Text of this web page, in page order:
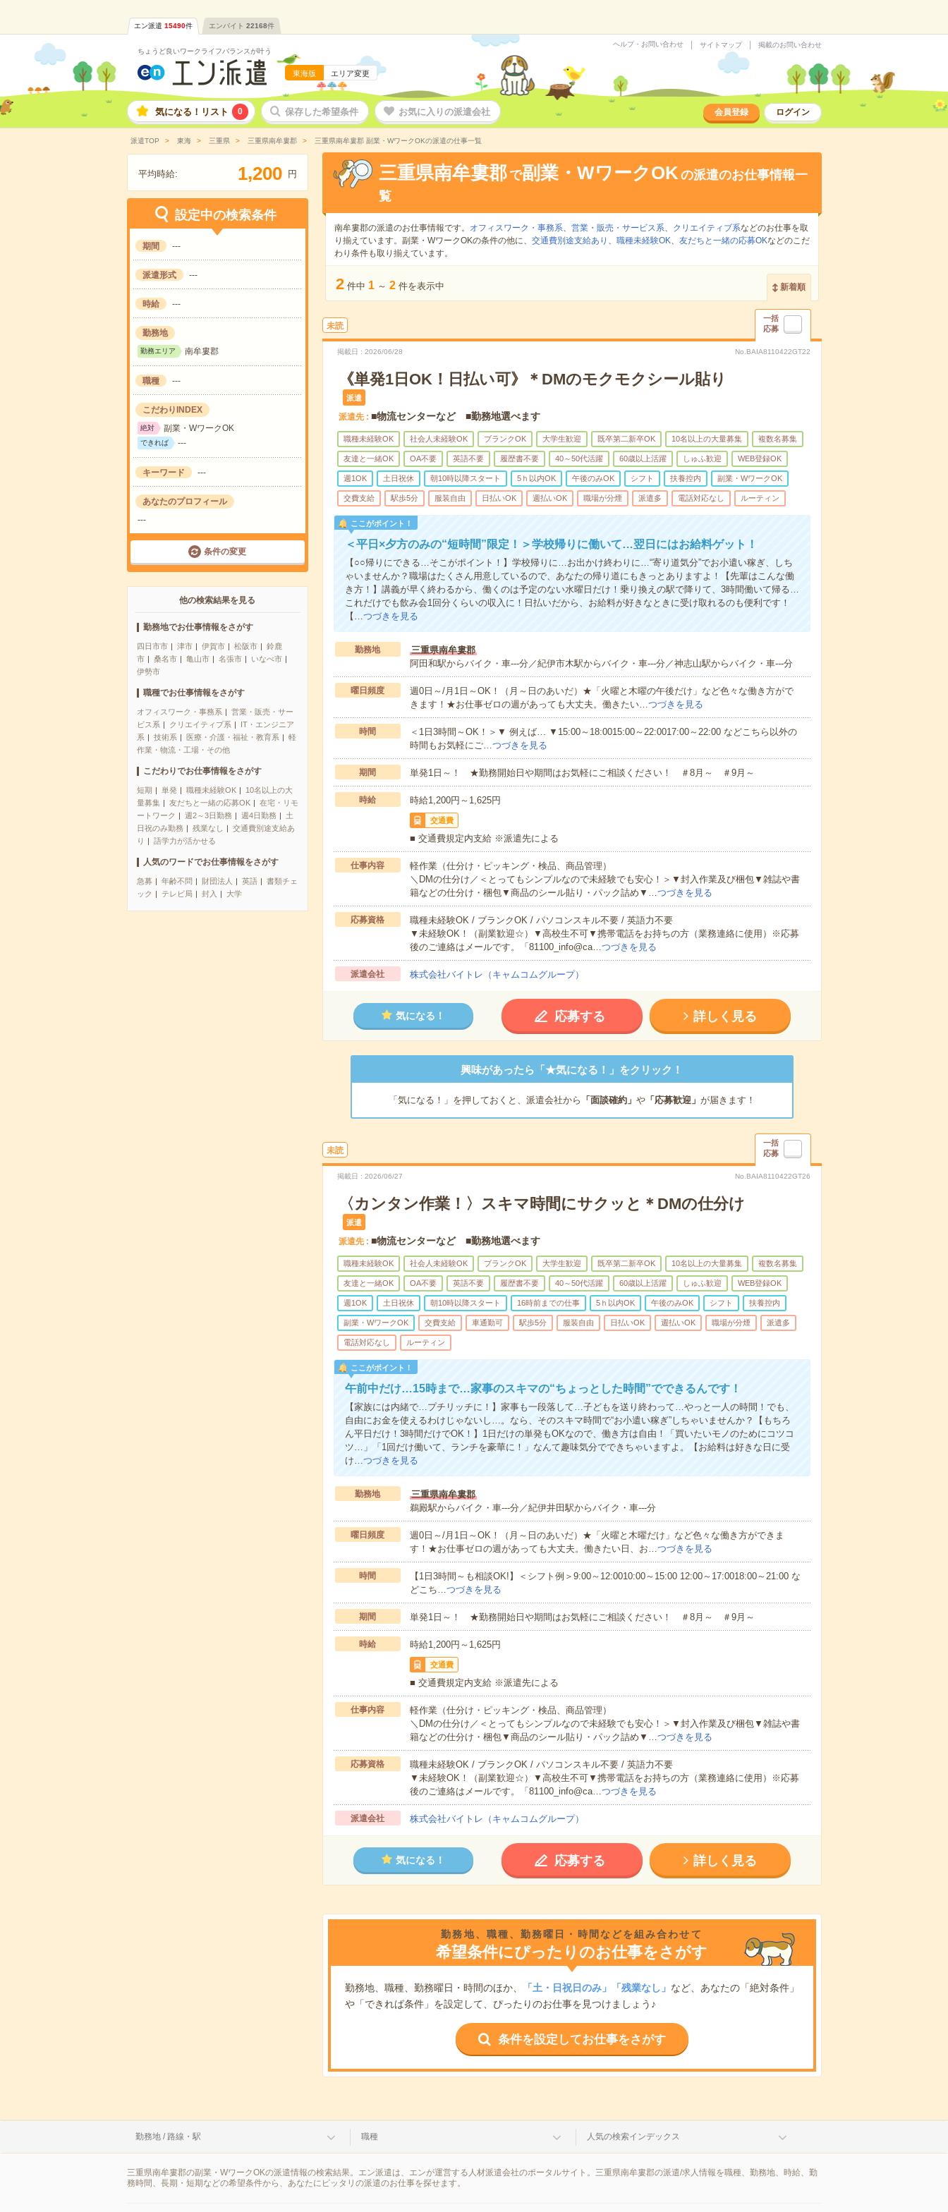
エン派遣 15490件 エンバイト 22168件
ちょうど良いワークライフバランスが叶う
東海版 エリア変更
ヘルプ・お問い合わせ サイトマップ 掲載のお問い合わせ
気になる！リスト 0 保存した希望条件 お気に入りの派遣会社 会員登録 ログイン
派遣TOP 東海 三重県 三重県南牟婁郡 三重県南牟婁郡 副業・WワークOKの派遣の仕事一覧
平均時給: 1,200 円
設定中の検索条件
期間 ---
派遣形式 ---
時給 ---
勤務地
勤務エリア 南牟婁郡
職種 ---
こだわりINDEX
絶対 副業・WワークOK
できれば ---
キーワード ---
あなたのプロフィール
---
条件の変更
他の検索結果を見る
勤務地でお仕事情報をさがす
四日市市 津市 伊賀市 松阪市
鈴鹿
市
桑名市 亀山市 名張市
いなべ市
伊勢市
職種でお仕事情報をさがす
オフィスワーク・事務系
営業・販売・サー
ビス系
クリエイティブ系
IT・エンジニア
系
技術系 医療・介護・福祉・教育系
軽
作業・物流・工場・その他
こだわりでお仕事情報をさがす
短期 単発 職種未経験OK
10名以上の大
量募集
友だちと一緒の応募OK
在宅・リモ
ートワーク
週2～3日勤務 週4日勤務
土
日祝のみ勤務
残業なし
交通費別途支給あ
り
語学力が活かせる
人気のワードでお仕事情報をさがす
急募 年齢不問 財団法人 英語
書類チェ
ック
テレビ局 封入 大学
三重県南牟婁郡 で副業・WワークOKの派遣のお仕事情報一
覧
南牟婁郡の派遣のお仕事情報です。 オフィスワーク・事務系、 営業・販売・サービス系、 クリエイティブ系などのお仕事を取
り揃えています。副業・WワークOKの条件の他に、 交通費別途支給あり 、 職種未経験OK、 友だちと一緒の応募OKなどのこだ
わり条件も取り揃えています。
2 件中 1 ～ 2 件を表示中 新着順
未読
一括
応募
掲載日 2026/06/28 No.BAIA8110422GT22
《単発1日OK！日払い可》＊DMのモクモクシール貼り
派遣
派遣先 ■物流センターなど ■勤務地選べます
職種未経験OK 社会人未経験OK ブランクOK 大学生歓迎 既卒第二新卒OK 10名以上の大量募集 複数名募集
友達と一緒OK OA不要 英語不要 履歴書不要 40～50代活躍 60歳以上活躍 しゅふ歓迎 WEB登録OK
週1OK 土日祝休 朝10時以降スタート 5ｈ以内OK 午後のみOK シフト 扶養控内 副業・WワークOK
交費支給 駅歩5分 服装自由 日払いOK 週払いOK 職場が分煙 派遣多 電話対応なし ルーティン
ここがポイント！
＜平日×夕方のみの“短時間”限定！＞学校帰りに働いて…翌日にはお給料ゲット！
【○○帰りにできる…そこがポイント！】学校帰りに…お出かけ終わりに…“寄り道気分”でお小遣い稼ぎ、しち
ゃいませんか？職場はたくさん用意しているので、あなたの帰り道にもきっとありますよ！【先輩はこんな働
き方！】講義が早く終わるから、働くのは予定のない水曜日だけ！乗り換えの駅で降りて、3時間働いて帰る…
これだけでも飲み会1回分くらいの収入に！日払いだから、お給料が好きなときに受け取れるのも便利です！
【…つづきを見る
勤務地
三重県南牟婁郡
阿田和駅からバイク・車---分／紀伊市木駅からバイク・車---分／神志山駅からバイク・車---分
曜日頻度
週0日～/月1日～OK！（月～日のあいだ）★「火曜と木曜の午後だけ」など色々な働き方がで
きます！★お仕事ゼロの週があっても大丈夫。働きたい…つづきを見る
時間
＜1日3時間～OK！＞▼ 例えば… ▼15:00～18:0015:00～22:0017:00～22:00 などこちら以外の
時間もお気軽にご…つづきを見る
期間 単発1日～！ ★勤務開始日や期間はお気軽にご相談ください！ ＃8月～ ＃9月～
時給 時給1,200円～1,625円
交通費
■ 交通費規定内支給 ※派遣先による
仕事内容
軽作業（仕分け・ピッキング・検品、商品管理）
＼DMの仕分け／＜とってもシンプルなので未経験でも安心！＞▼封入作業及び梱包▼雑誌や書
籍などの仕分け・梱包▼商品のシール貼り・パック詰め▼…つづきを見る
応募資格
職種未経験OK / ブランクOK / パソコンスキル不要 / 英語力不要
▼未経験OK！（副業歓迎☆）▼高校生不可▼携帯電話をお持ちの方（業務連絡に使用）※応募
後のご連絡はメールです。「81100_info@ca…つづきを見る
派遣会社 株式会社バイトレ（キャムコムグループ）
気になる！ 応募する 詳しく見る
興味があったら「★気になる！」をクリック！
「気になる！」を押しておくと、派遣会社から 「面談確約」 や「応募歓迎」 が届きます！
未読
一括
応募
掲載日 2026/06/27 No.BAIA8110422GT26
〈カンタン作業！〉スキマ時間にサクッと＊DMの仕分け
派遣
派遣先 ■物流センターなど ■勤務地選べます
職種未経験OK 社会人未経験OK ブランクOK 大学生歓迎 既卒第二新卒OK 10名以上の大量募集 複数名募集
友達と一緒OK OA不要 英語不要 履歴書不要 40～50代活躍 60歳以上活躍 しゅふ歓迎 WEB登録OK
週1OK 土日祝休 朝10時以降スタート 16時前までの仕事 5ｈ以内OK 午後のみOK シフト 扶養控内
副業・WワークOK 交費支給 車通勤可 駅歩5分 服装自由 日払いOK 週払いOK 職場が分煙 派遣多
電話対応なし ルーティン
ここがポイント！
午前中だけ…15時まで…家事のスキマの“ちょっとした時間”でできるんです！
【家族には内緒で…プチリッチに！】家事も一段落して…子どもを送り終わって…やっと一人の時間！でも、
自由にお金を使えるわけじゃないし…。なら、そのスキマ時間で“お小遣い稼ぎ”しちゃいませんか？【もちろ
ん平日だけ！3時間だけでOK！】1日だけの単発もOKなので、働き方は自由！「買いたいモノのためにコツコ
ツ…」「1回だけ働いて、ランチを豪華に！」なんて趣味気分でできちゃいますよ。【お給料は好きな日に受
け…つづきを見る
勤務地
三重県南牟婁郡
鵜殿駅からバイク・車---分／紀伊井田駅からバイク・車---分
曜日頻度
週0日～/月1日～OK！（月～日のあいだ）★「火曜と木曜だけ」など色々な働き方ができま
す！★お仕事ゼロの週があっても大丈夫。働きたい日、お…つづきを見る
時間
【1日3時間～も相談OK!】＜シフト例＞9:00～12:0010:00～15:00 12:00～17:0018:00～21:00 な
どこち…つづきを見る
期間 単発1日～！ ★勤務開始日や期間はお気軽にご相談ください！ ＃8月～ ＃9月～
時給 時給1,200円～1,625円
交通費
■ 交通費規定内支給 ※派遣先による
仕事内容
軽作業（仕分け・ピッキング・検品、商品管理）
＼DMの仕分け／＜とってもシンプルなので未経験でも安心！＞▼封入作業及び梱包▼雑誌や書
籍などの仕分け・梱包▼商品のシール貼り・パック詰め▼…つづきを見る
応募資格
職種未経験OK / ブランクOK / パソコンスキル不要 / 英語力不要
▼未経験OK！（副業歓迎☆）▼高校生不可▼携帯電話をお持ちの方（業務連絡に使用）※応募
後のご連絡はメールです。「81100_info@ca…つづきを見る
派遣会社 株式会社バイトレ（キャムコムグループ）
気になる！ 応募する 詳しく見る
勤務地、職種、勤務曜日・時間などを組み合わせて
希望条件にぴったりのお仕事をさがす
勤務地、職種、勤務曜日・時間のほか、 「土・日祝日のみ」「残業なし」 など、あなたの「絶対条件」
や「できれば条件」を設定して、ぴったりのお仕事を見つけましょう♪
条件を設定してお仕事をさがす
勤務地 / 路線・駅 職種 人気の検索インデックス
三重県南牟婁郡の副業・WワークOKの派遣情報の検索結果。エン派遣は、エンが運営する人材派遣会社のポータルサイト。三重県南牟婁郡の派遣/求人情報を職種、勤務地、時給、勤
務時間、長期・短期などの希望条件から、あなたにピッタリの派遣のお仕事を探せます。